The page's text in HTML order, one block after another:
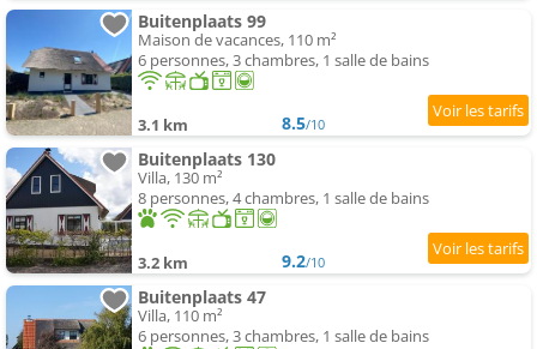
Buitenplaats 99
Maison de vacances, 110 m²
6 personnes, 3 chambres, 1 salle de bains
3.1 km 8.5/10
Buitenplaats 130
Villa, 130 m²
8 personnes, 4 chambres, 1 salle de bains
3.2 km 9.2/10
Buitenplaats 47
Villa, 110 m²
6 personnes, 3 chambres, 1 salle de bains